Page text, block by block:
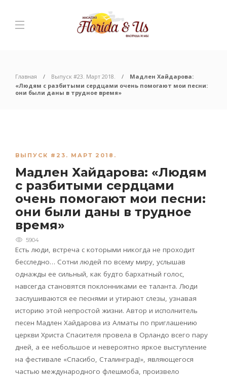
Главная Выпуск #23. Март 2018.
Мадлен Хайдарова:
«Людям с разбитыми сердцами очень помогают мои песни:
они были даны в трудное время»
ВЫПУСК #23. МАРТ 2018.
Мадлен Хайдарова: «Людям
с разбитыми сердцами
очень помогают мои песни:
они были даны в трудное
время»
5904
Есть люди, встреча с которыми никогда не проходит
бесследно… Сотни людей по всему миру, услышав
однажды ее сильный, как будто бархатный голос,
навсегда становятся поклонниками ее таланта. Люди
заслушиваются ее песнями и утирают слезы, узнавая
историю этой непростой жизни. Автор и исполнитель
песен Мадлен Хайдарова из Алматы по приглашению
церкви Христа Спасителя провела в Орландо всего пару
дней, а ее небольшое и невероятно яркое выступление
на фестивале «Спасибо, Сталинград!», являющегося
частью международного флешмоба, произвело